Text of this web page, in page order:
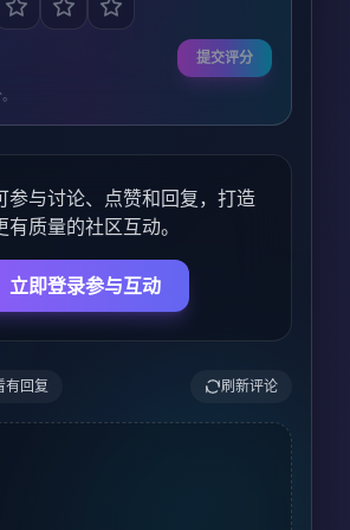
提交评分
参与讨论、点赞和回复，打造
有质量的社区互动。
立即登录参与互动
有回复 刷新评论